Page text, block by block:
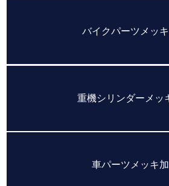
バイクパーツメッ
重機シリンダーメッ
車パーツメッキ